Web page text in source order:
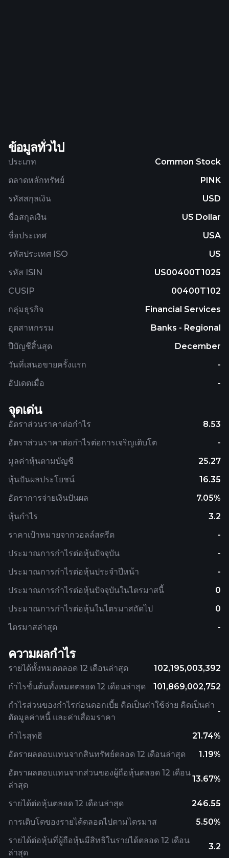
ข้อมูลทั่วไป
ประเภท
Common Stock
ตลาดหลักทรัพย์
PINK
รหัสสกุลเงิน
USD
ชื่อสกุลเงิน
US Dollar
ชื่อประเทศ
USA
รหัสประเทศ ISO
US
รหัส ISIN
US00400T1025
CUSIP
00400T102
กลุ่มธุรกิจ
Financial Services
อุตสาหกรรม
Banks - Regional
ปีบัญชีสิ้นสุด
December
วันที่เสนอขายครั้งแรก
-
อัปเดตเมื่อ
-
จุดเด่น
อัตราส่วนราคาต่อกำไร
8.53
อัตราส่วนราคาต่อกำไรต่อการเจริญเติบโต
-
มูลค่าหุ้นตามบัญชี
25.27
หุ้นปันผลประโยชน์
16.35
อัตราการจ่ายเงินปันผล
7.05%
หุ้นกำไร
3.2
ราคาเป้าหมายจากวอลล์สตรีต
-
ประมาณการกำไรต่อหุ้นปัจจุบัน
-
ประมาณการกำไรต่อหุ้นประจำปีหน้า
-
ประมาณการกำไรต่อหุ้นปัจจุบันในไตรมาสนี้
0
ประมาณการกำไรต่อหุ้นในไตรมาสถัดไป
0
ไตรมาสล่าสุด
-
ความผลกำไร
รายได้ทั้งหมดตลอด 12 เดือนล่าสุด
102,195,003,392
กำไรขั้นต้นทั้งหมดตลอด 12 เดือนล่าสุด
101,869,002,752
กำไรส่วนของกำไรก่อนดอกเบี้ย คิดเป็นค่าใช้จ่าย คิดเป็นค่า
ตัดมูลค่าหนี้ และค่าเสื่อมราคา
-
กำไรสุทธิ
21.74%
อัตราผลตอบแทนจากสินทรัพย์ตลอด 12 เดือนล่าสุด
1.19%
อัตราผลตอบแทนจากส่วนของผู้ถือหุ้นตลอด 12 เดือน
ล่าสุด
13.67%
รายได้ต่อหุ้นตลอด 12 เดือนล่าสุด
246.55
การเติบโตของรายได้ตลอดไปตามไตรมาส
5.50%
รายได้ต่อหุ้นที่ผู้ถือหุ้นมีสิทธิในรายได้ตลอด 12 เดือน
ล่าสุด
3.2